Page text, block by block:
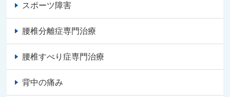
スポーツ障害
腰椎分離症専門治療
腰椎すべり症専門治療
背中の痛み